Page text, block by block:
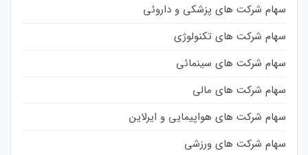
سهام شرکت های پزشکی و داروئی
سهام شرکت های تکنولوژی
سهام شرکت های سینمائی
سهام شرکت های مالی
سهام شرکت های هواپیمایی و ایرلاین
سهام شرکت های ورزشی